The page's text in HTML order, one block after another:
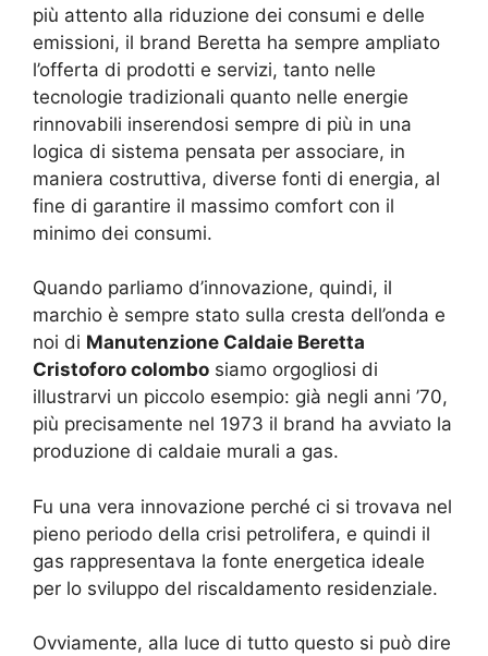
più attento alla riduzione dei consumi e delle
emissioni, il brand Beretta ha sempre ampliato
l’offerta di prodotti e servizi, tanto nelle
tecnologie tradizionali quanto nelle energie
rinnovabili inserendosi sempre di più in una
logica di sistema pensata per associare, in
maniera costruttiva, diverse fonti di energia, al
fine di garantire il massimo comfort con il
minimo dei consumi.
Quando parliamo d’innovazione, quindi, il
marchio è sempre stato sulla cresta dell’onda e
noi di Manutenzione Caldaie Beretta
Cristoforo colombo siamo orgogliosi di
illustrarvi un piccolo esempio: già negli anni ’70,
più precisamente nel 1973 il brand ha avviato la
produzione di caldaie murali a gas.
Fu una vera innovazione perché ci si trovava nel
pieno periodo della crisi petrolifera, e quindi il
gas rappresentava la fonte energetica ideale
per lo sviluppo del riscaldamento residenziale.
Ovviamente, alla luce di tutto questo si può dire